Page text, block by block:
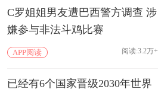
C罗姐姐男友遭巴西警方调查 涉
嫌参与非法斗鸡比赛
APP阅读 阅读:3.2万+
已经有6个国家晋级2030年世界